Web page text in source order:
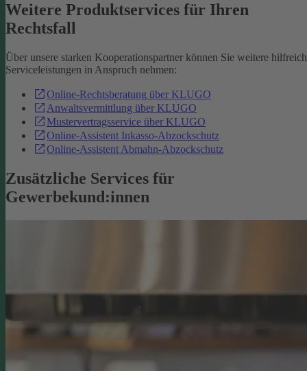
Weitere Produktservices für Ihren
Rechtsfall
Über unsere starken Kooperationspartner können Sie weitere
Serviceleistungen in Anspruch nehmen:
Online-Rechtsberatung über KLUGO
Anwaltsvermittlung über KLUGO
Mustervertragsservice über KLUGO
Online-Assistent Inkasso-Abzockschutz
Online-Assistent Abmahn-Abzockschutz
Zusätzliche Services für
Gewerbekund:innen